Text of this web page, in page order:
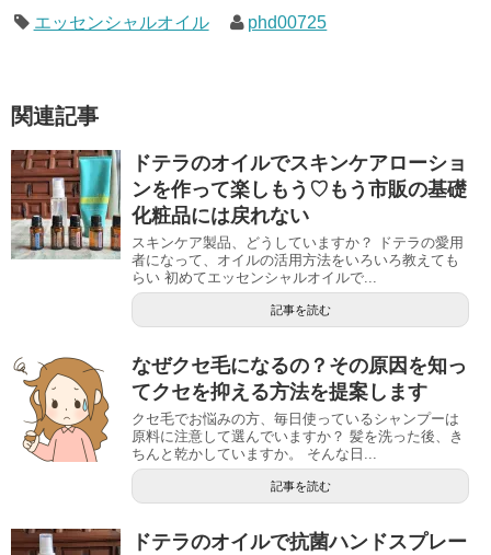
エッセンシャルオイル phd00725
関連記事
ドテラのオイルでスキンケアローショ
ンを作って楽しもう♡もう市販の基礎
化粧品には戻れない
スキンケア製品、どうしていますか？ ドテラの愛用
者になって、オイルの活用方法をいろいろ教えても
らい 初めてエッセンシャルオイルで...
記事を読む
なぜクセ毛になるの？その原因を知っ
てクセを抑える方法を提案します
クセ毛でお悩みの方、毎日使っているシャンプーは
原料に注意して選んでいますか？ 髪を洗った後、き
ちんと乾かしていますか。 そんな日...
記事を読む
ドテラのオイルで抗菌ハンドスプレー